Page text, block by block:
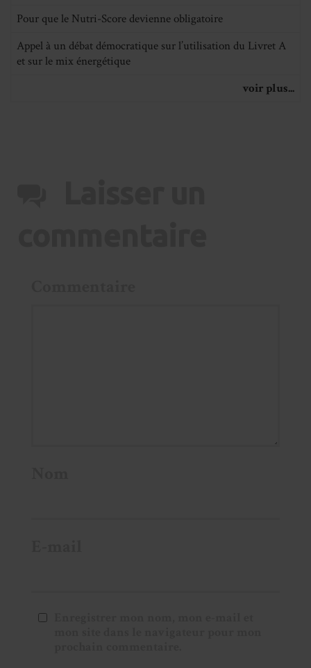
Pour que le Nutri-Score devienne obligatoire
Appel à un débat démocratique sur l’utilisation du Livret A
et sur le mix énergétique
voir plus...